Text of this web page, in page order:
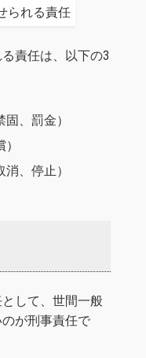
責任は、以下の3
、罰金）
、停止）
して、世間一般
が刑事責任で